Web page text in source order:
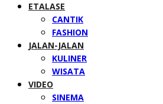
ETALASE
CANTIK
FASHION
JALAN-JALAN
KULINER
WISATA
VIDEO
SINEMA